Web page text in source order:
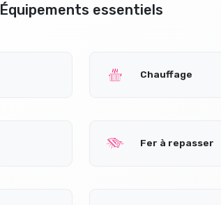
Équipements essentiels
Chauffage
Fer à repasser